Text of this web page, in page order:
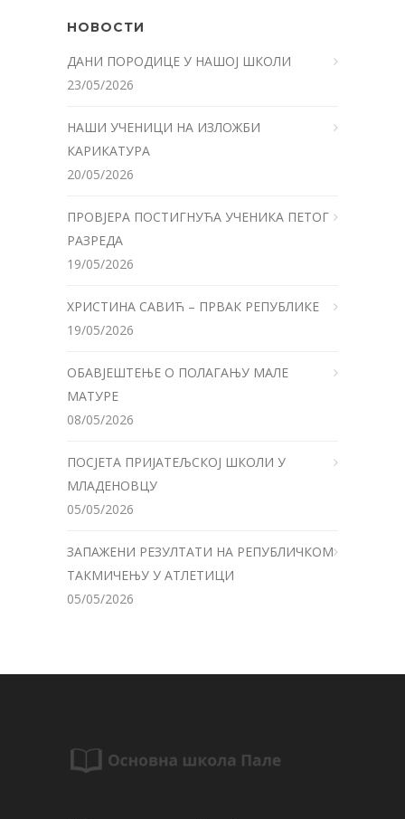
НОВОСТИ
ДАНИ ПОРОДИЦЕ У НАШОЈ ШКОЛИ
23/05/2026
НАШИ УЧЕНИЦИ НА ИЗЛОЖБИ
КАРИКАТУРА
20/05/2026
ПРОВЈЕРА ПОСТИГНУЋА УЧЕНИКА ПЕТОГ
РАЗРЕДА
19/05/2026
ХРИСТИНА САВИЋ – ПРВАК РЕПУБЛИКЕ
19/05/2026
ОБАВЈЕШТЕЊЕ О ПОЛАГАЊУ МАЛЕ
МАТУРЕ
08/05/2026
ПОСЈЕТА ПРИЈАТЕЉСКОЈ ШКОЛИ У
МЛАДЕНОВЦУ
05/05/2026
ЗАПАЖЕНИ РЕЗУЛТАТИ НА РЕПУБЛИЧКОМ
ТАКМИЧЕЊУ У АТЛЕТИЦИ
05/05/2026